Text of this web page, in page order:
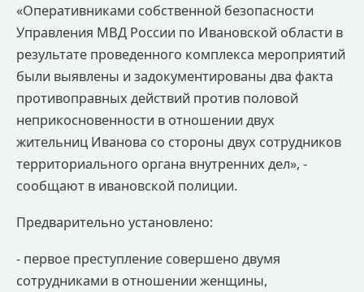
«Оперативниками собственной безопасности
Управления МВД России по Ивановской области в
результате проведенного комплекса мероприятий
были выявлены и задокументированы два факта
противоправных действий против половой
неприкосновенности в отношении двух
жительниц Иванова со стороны двух сотрудников
территориального органа внутренних дел», -
сообщают в ивановской полиции.
Предварительно установлено:
- первое преступление совершено двумя
сотрудниками в отношении женщины,